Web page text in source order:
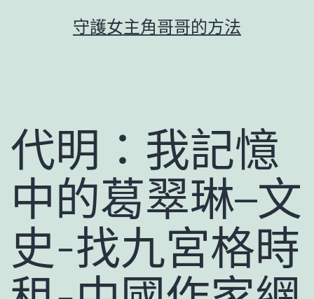
守護女主角哥哥的方法
代明：我記憶
中的葛翠琳–文
史-找九宮格時